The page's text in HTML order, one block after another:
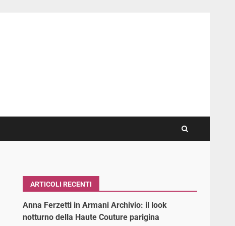
ARTICOLI RECENTI
Anna Ferzetti in Armani Archivio: il look
notturno della Haute Couture parigina